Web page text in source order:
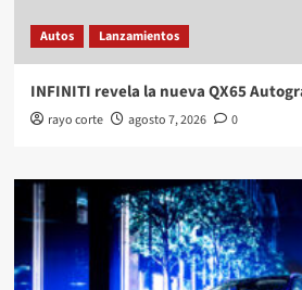
Autos Lanzamientos
INFINITI revela la nueva QX65
rayo corte agosto 7, 2026 0